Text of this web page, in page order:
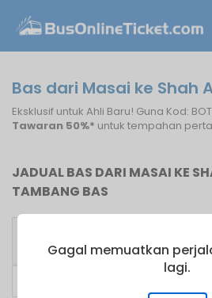
Bas dari Masai ke Shah
Eksklusif untuk Ahli Baru! Guna Kod:
Tawaran 50%* untuk tempahan
JADUAL BAS DARI MASAI KE
TAMBANG BAS
Bas
Pertama
Gagal memuatkan
lagi.